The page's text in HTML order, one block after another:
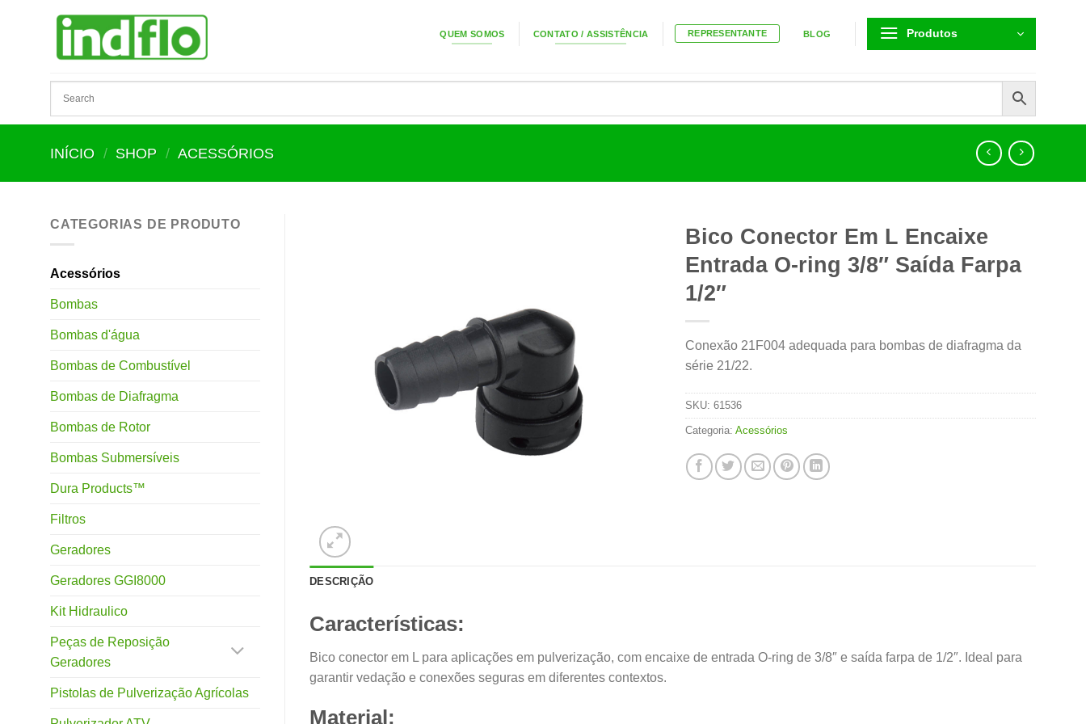
QUEM SOMOS CONTATO / ASSISTÊNCIA REPRESENTANTE BLOG Produtos
INÍCIO / SHOP / ACESSÓRIOS
CATEGORIAS DE PRODUTO
Acessórios
Bombas
Bombas d'água
Bombas de Combustível
Bombas de Diafragma
Bombas de Rotor
Bombas Submersíveis
Dura Products™
Filtros
Geradores
Geradores GGI8000
Kit Hidraulico
Peças de Reposição
Geradores
Pistolas de Pulverização Agrícolas
Bico Conector Em L Encaixe
Entrada O-ring 3/8″ Saída Farpa
1/2″
Conexão 21F004 adequada para bombas de diafragma da
série 21/22.
SKU: 61536
Categoria: Acessórios
DESCRIÇÃO
Características:
Bico conector em L para aplicações em pulverização, com encaixe de entrada O-ring de 3/8″ e saída farpa de 1/2″. Ideal para
garantir vedação e conexões seguras em diferentes contextos.
Material: